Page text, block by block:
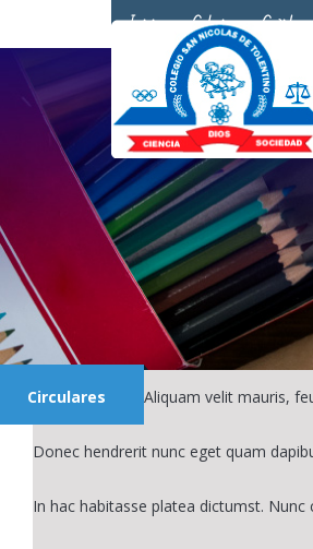
Inicio Colegio Covid-19
Circulares Aliquam velit mauris,
Donec hendrerit nunc eget quam
In hac habitasse platea dictumst.